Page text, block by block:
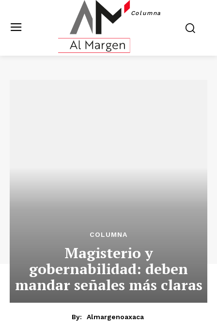
Columna
COLUMNA
Magisterio y
gobernabilidad: deben
mandar señales más claras
By:
Almargenoaxaca